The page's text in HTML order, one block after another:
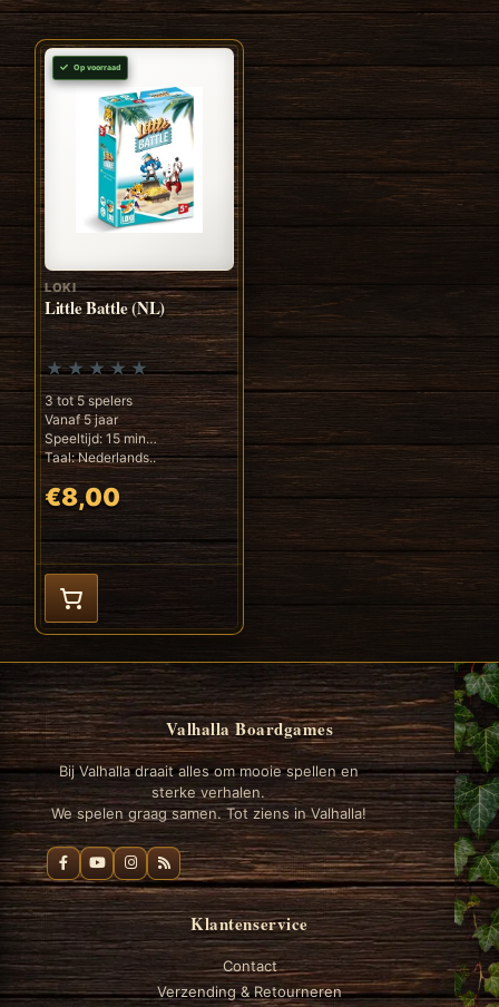
Op voorraad
LOKI
Little Battle (NL)
3 tot 5 spelers
Vanaf 5 jaar
Speeltijd: 15 min
Taal: Nederlands..
€8,00
Valhalla Boardgames
Bij Valhalla draait alles om mooie spellen en
sterke verhalen.
We spelen graag samen. Tot ziens in Valhalla!
Klantenservice
Contact
Verzending & Retourneren